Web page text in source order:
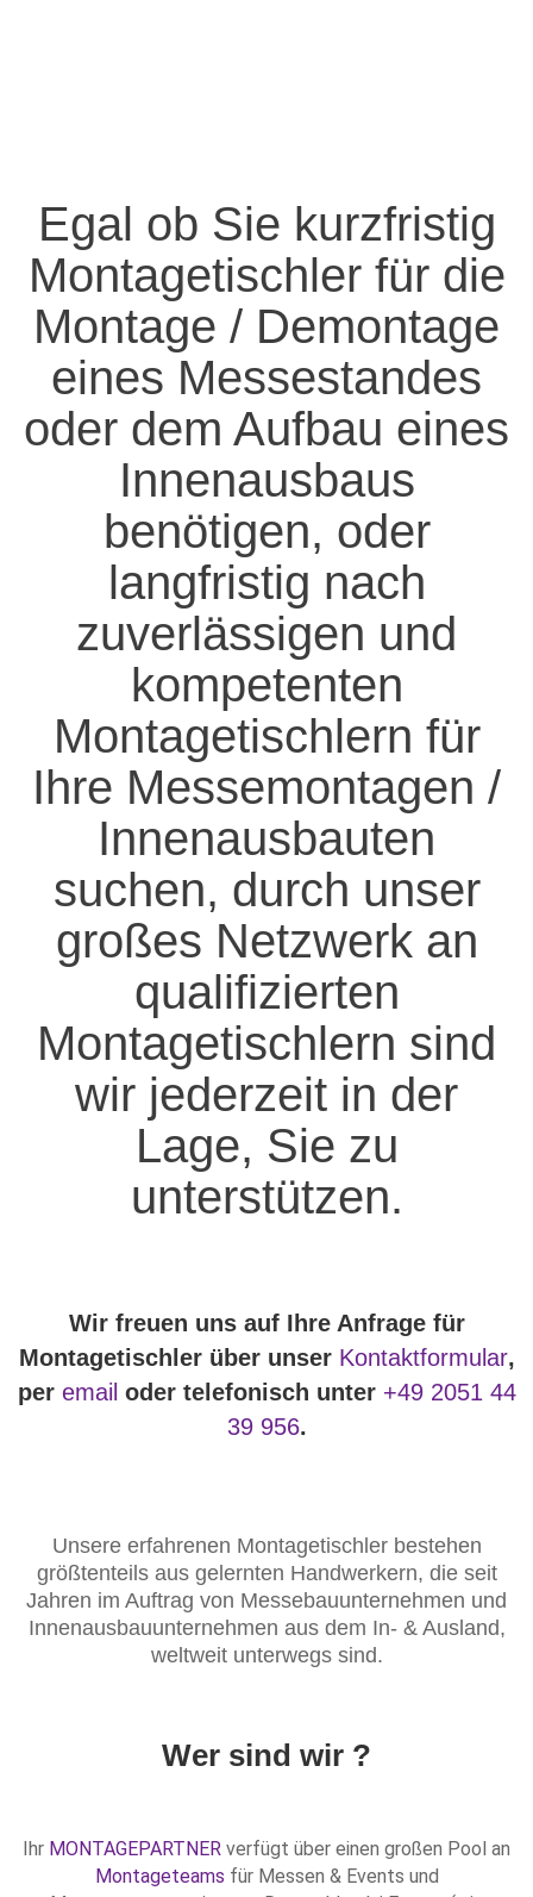
Egal ob Sie kurzfristig
Montagetischler für die
Montage / Demontage
eines Messestandes
oder dem Aufbau eines
Innenausbaus
benötigen, oder
langfristig nach
zuverlässigen und
kompetenten
Montagetischlern für
Ihre Messemontagen /
Innenausbauten
suchen, durch unser
großes Netzwerk an
qualifizierten
Montagetischlern sind
wir jederzeit in der
Lage, Sie zu
unterstützen.
Wir freuen uns auf Ihre Anfrage für
Montagetischler über unser Kontaktformular,
per emailoder telefonisch unter +49 2051 44
39 956.
Unsere erfahrenen Montagetischler bestehen
größtenteils aus gelernten Handwerkern, die seit
Jahren im Auftrag von Messebauunternehmen und
Innenausbauunternehmen aus dem In- & Ausland,
weltweit unterwegs sind.
Wer sind wir ?
Ihr MONTAGEPARTNER verfügt über einen großen Pool an
Montageteams für Messen & Events und